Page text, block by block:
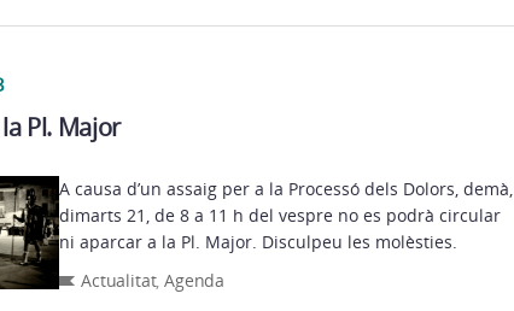
Pl. Major
A causa d’un assaig per a la Processó dels Dolors, demà,
dimarts 21, de 8 a 11 h del vespre no es podrà circular
ni aparcar a la Pl. Major. Disculpeu les molèsties.
Actualitat,Agenda